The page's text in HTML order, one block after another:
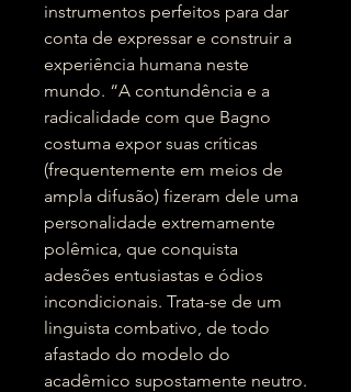
instrumentos perfeitos para dar
conta de expressar e construir a
experiência humana neste
mundo. “A contundência e a
radicalidade com que Bagno
costuma expor suas críticas
(frequentemente em meios de
ampla difusão) fizeram dele uma
personalidade extremamente
polêmica, que conquista
adesões entusiastas e ódios
incondicionais. Trata-se de um
linguista combativo, de todo
afastado do modelo do
acadêmico supostamente neutro.